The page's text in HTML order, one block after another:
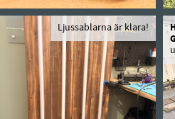
Ljussablarna är klara!